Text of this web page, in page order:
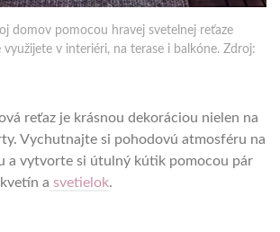
domov pomocou hravej svetelnej reťaze
v interiéri, na terase i balkóne. Zdroj:
reťaz je krásnou dekoráciou nielen na
Vychutnajte si pohodovú atmosféru na
a vytvorte si útulný kútik pomocou pár
a svetielok.